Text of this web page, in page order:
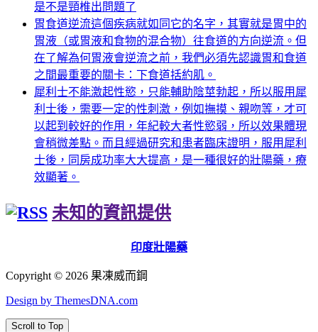
是不是頸椎出問題了
胃食道逆流這個疾病就如同它的名字，其實就是胃中的
胃液（或胃液和食物的混合物）往食道的方向逆流。但
在了解為何胃液會逆流之前，我們必須先認識胃和食道
之間最重要的關卡：下食道括約肌。
犀利士不能激起性慾，只能輔助陰莖勃起，所以服用犀
利士後，需要一定的性刺激，例如撫摸、親吻等，才可
以起到較好的作用，年紀較大者性慾弱，所以效果體現
會稍微差點。而且經過研究和患者臨床證明，服用犀利
士後，同房成功率大大提高，是一種很好的壯陽藥，療
效顯著。
未知的資訊提供
印度壯陽藥
Copyright © 2026 果凍威而鋼
Design by ThemesDNA.com
Scroll to Top